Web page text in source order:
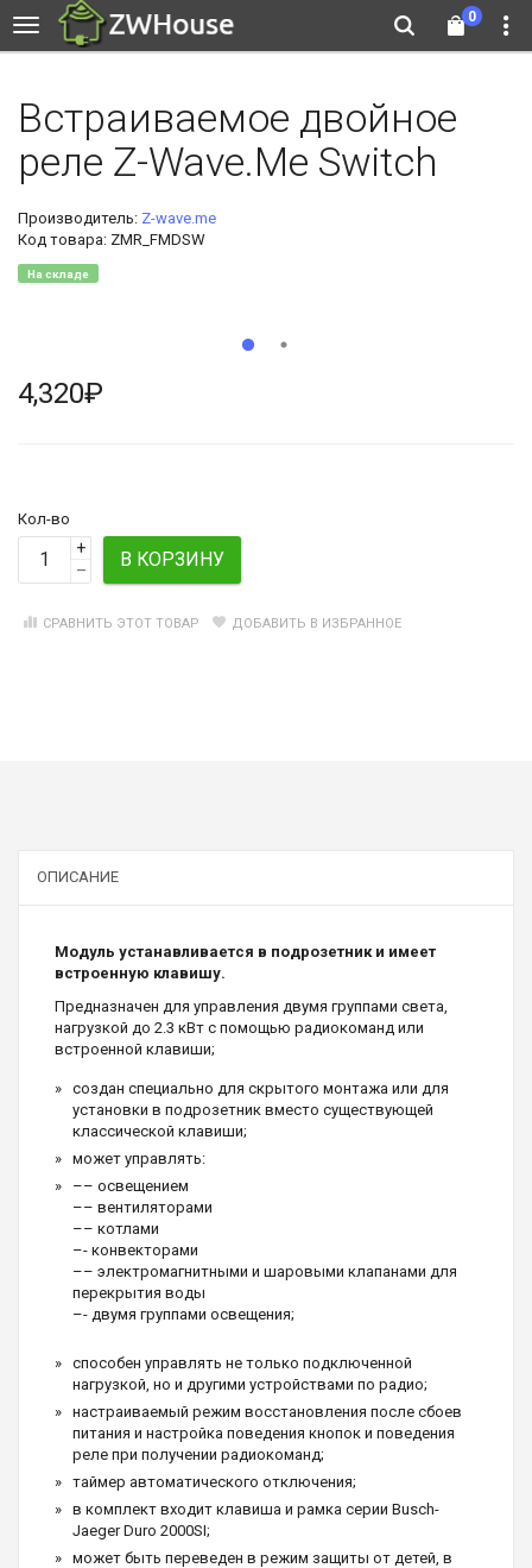
0
Встраиваемое двойное
реле Z-Wave.Me Switch
Производитель: Z-wave.me
Код товара: ZMR_FMDSW
На складе
4,320₽
Кол-во
+
–
В КОРЗИНУ
СРАВНИТЬ ЭТОТ ТОВАР ДОБАВИТЬ В ИЗБРАННОЕ
ОПИСАНИЕ
Модуль устанавливается в подрозетник и имеет
встроенную клавишу.
Предназначен для управления двумя группами света,
нагрузкой до 2.3 кВт с помощью радиокоманд или
встроенной клавиши;
создан специально для скрытого монтажа или для
установки в подрозетник вместо существующей
классической клавиши;
может управлять:
–– освещением
–– вентиляторами
–– котлами
–- конвекторами
–– электромагнитными и шаровыми клапанами для
перекрытия воды
–- двумя группами освещения;
способен управлять не только подключенной
нагрузкой, но и другими устройствами по радио;
настраиваемый режим восстановления после сбоев
питания и настройка поведения кнопок и поведения
реле при получении радиокоманд;
таймер автоматического отключения;
в комплект входит клавиша и рамка серии Busch-
Jaeger Duro 2000SI;
может быть переведен в режим защиты от детей, в